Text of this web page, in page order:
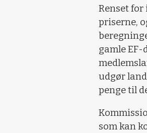
Renset
priserne,
gamle
udgør
penge til
som kan